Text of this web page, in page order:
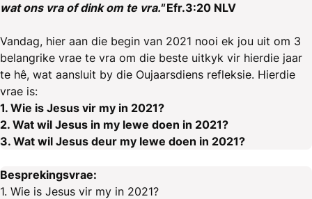
wat ons vra of dink om te vra."Efr.3:20 NLV
Vandag, hier aan die begin van 2021 nooi ek jou uit om 3
belangrike vrae te vra om die beste uitkyk vir hierdie jaar
te hê, wat aansluit by die Oujaarsdiens refleksie. Hierdie
vrae is:
1. Wie is Jesus vir my in 2021?
2. Wat wil Jesus in my lewe doen in 2021?
3. Wat wil Jesus deur my lewe doen in 2021?
Besprekingsvrae:
1. Wie is Jesus vir my in 2021?